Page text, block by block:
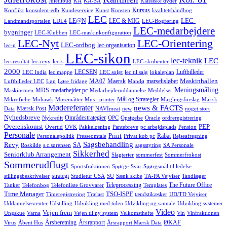
Konflikt konsulent-edb Kundeservice Kunst Kunsten Kursus kvalitetshåndbog
Landmandsportalen LDL4 LE@N LEC LEC & MIG LEC-Bogføring LEC-
bygninger LEC-Klubben LEC-maskinkonfiguration LEC-medarbejdere
lec-n LEC-Nyt LEC-ordbog lec-organisation LEC-Orientering
lec-resultat lec-revy lec-s LEC-sikon LEC-skribenter lec-teknik LEC
2000 LEC India lec mappe LECSEN LEC solgt lec til salg lokaleplan Luftbilleder
Luftbilleder LEC Løn Løse fridage MA07 Maersk Mandø marselisløbet Maskinhallen
Maskinstuen MDS medarbejder pc Medarbejderuddannelse Meddelser Meningsmåling
Mikrofiche Mohawk Musemåtter Mus i printer Mål og Strategier Mæglingsforslag Mærsk
Data Mærsk Post Mødereferater NAVImeat new news & FACTS noget stort
Nyhedsbreve Nykredit Områdestrategier OPC Opsigelse Oracle ordreregistrering
Overenskomst Overtid OVK Pakkeløsning Pantebreve pc arbejdsplads Pension PEP
Personale Personalepolitik Presseomtale Print Privat køb pc Rabat Rejseafregning
Revy Roskilde s.c.sørensen SA Sagsbehandling sagsstyring SA Personale
Seniorklub Arrangement Sikkerhed Slagterier sommerfest Sommerfrokost
Sommerudflugt Sportsfraktionen Spørge-Svar Spørgsmål til ledelse
stillingsbeskrivelser strategi Studietur USA SU Sænk skibe TA-PA Vejviser Tandlæger
Tanker Telefonbog Telefonliste Grovvarer Teleprocessing Templates The Future Office
Time Manager Timeregistrering Trælast TSO-ISPF tændstikæsker UD/TD Vejviser
Uddannelsescenter Udstilling Udvikling med tiden Udvikling og samtale Udvikling systemer
Ungskue Varna Vejen frem Vejen til ny system Velkomsthefte Video Vin Vinfraktionen
Virus Åbent Hus Årsberetning Årsrapport Årsrapport Mærsk Data ØKAF